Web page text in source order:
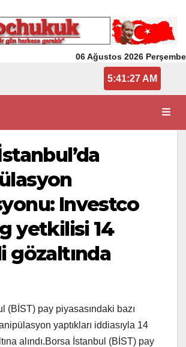
06 Ağustos 2026 Perşembe
5:41:27 AM
Investco
yetkilisi 14
gözaltında
(BİST) pay piyasasındaki bazı
yaptıkları iddiasıyla 14
alındı.Borsa İstanbul (BİST) pay